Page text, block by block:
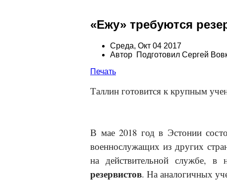
«Ежу» требуются
Среда, Окт 04 2017
Автор Подготовил Сергей
Печать
Таллин готовится к крупным
В мае 2018 год в Эстонии
военнослужащих из других
на действительной службе, в
резервистов. На аналогичных